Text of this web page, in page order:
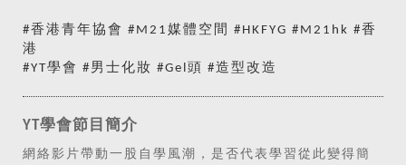
#香港青年協會 #M21媒體空間 #HKFYG #M21hk #香
港
#YT學會 #男士化妝 #Gel頭 #造型改造
YT學會節目簡介
網絡影片帶動一股自學風潮，是否代表學習從此變得簡